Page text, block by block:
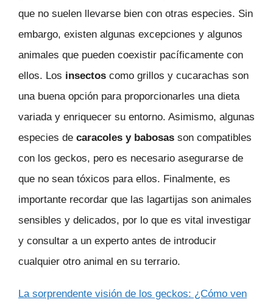
que no suelen llevarse bien con otras especies. Sin
embargo, existen algunas excepciones y algunos
animales que pueden coexistir pacíficamente con
ellos. Los insectos como grillos y cucarachas son
una buena opción para proporcionarles una dieta
variada y enriquecer su entorno. Asimismo, algunas
especies de caracoles y babosas son compatibles
con los geckos, pero es necesario asegurarse de
que no sean tóxicos para ellos. Finalmente, es
importante recordar que las lagartijas son animales
sensibles y delicados, por lo que es vital investigar
y consultar a un experto antes de introducir
cualquier otro animal en su terrario.
La sorprendente visión de los geckos: ¿Cómo ven